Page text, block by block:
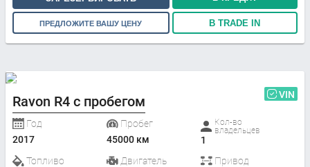
ПРЕДЛОЖИТЕ ВАШУ ЦЕНУ В TRADE IN
Ravon R4 с пробегом VIN
Год
2017
Пробег
45000 км
Кол-во
владельцев
1
Топливо
Двигатель
Привод